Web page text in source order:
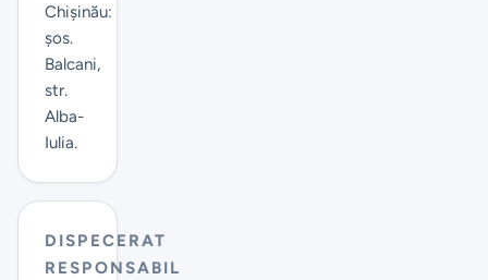
Chișinău:
șos.
Balcani,
str.
Alba-
Iulia.
DISPECERAT
RESPONSABIL